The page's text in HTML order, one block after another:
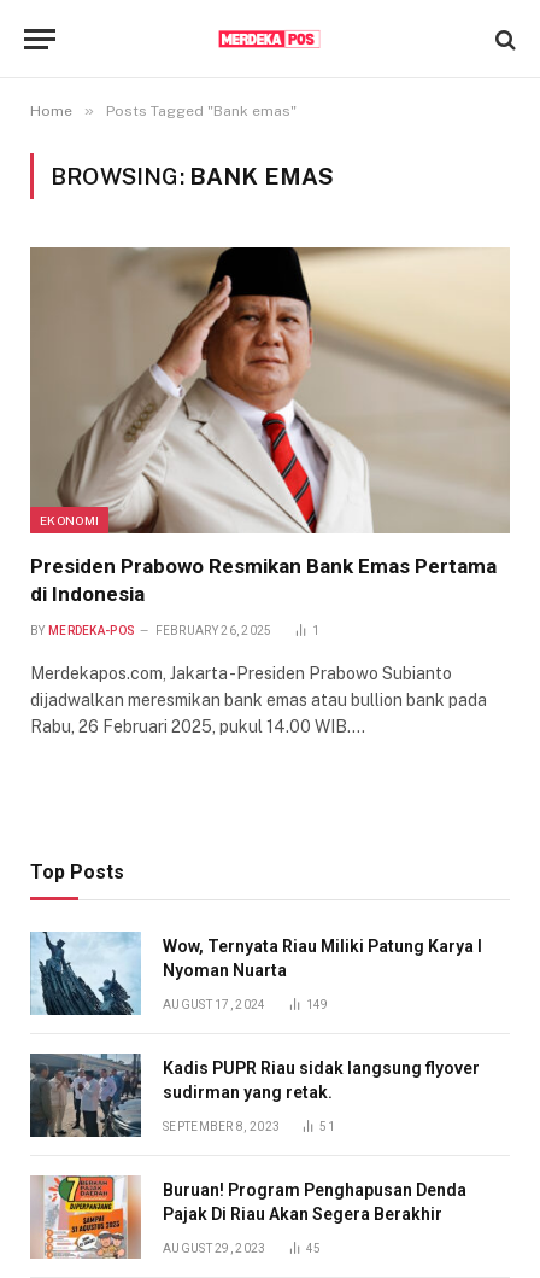
Home » Posts Tagged "Bank emas"
BROWSING: BANK EMAS
EKONOMI
Presiden Prabowo Resmikan Bank Emas Pertama
di Indonesia
BY MERDEKA-POS FEBRUARY 26, 2025 1
Merdekapos.com, Jakarta -Presiden Prabowo Subianto
dijadwalkan meresmikan bank emas atau bullion bank pada
Rabu, 26 Februari 2025, pukul 14.00 WIB.…
Top Posts
Wow, Ternyata Riau Miliki Patung Karya I
Nyoman Nuarta
AUGUST 17, 2024 149
Kadis PUPR Riau sidak langsung flyover
sudirman yang retak.
SEPTEMBER 8, 2023 51
Buruan! Program Penghapusan Denda
Pajak Di Riau Akan Segera Berakhir
AUGUST 29, 2023 45